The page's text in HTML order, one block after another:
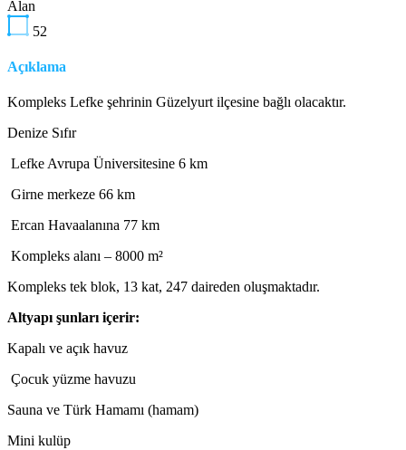
Alan
52
Açıklama
Kompleks Lefke şehrinin Güzelyurt ilçesine bağlı olacaktır.
Denize Sıfır
Lefke Avrupa Üniversitesine 6 km
Girne merkeze 66 km
Ercan Havaalanına 77 km
Kompleks alanı – 8000 m²
Kompleks tek blok, 13 kat, 247 daireden oluşmaktadır.
Altyapı şunları içerir:
Kapalı ve açık havuz
Çocuk yüzme havuzu
Sauna ve Türk Hamamı (hamam)
Mini kulüp